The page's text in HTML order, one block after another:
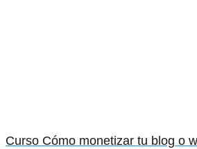
Curso Cómo monetizar tu blog o